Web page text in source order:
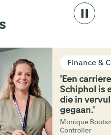
Finance &
'Een carrière
Schiphol is
die in
gegaan.'
Monique
Controller